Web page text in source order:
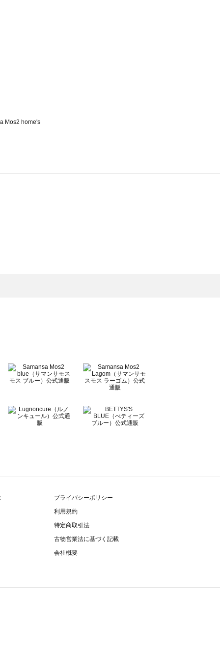
プライバシーポリシー
利用規約
特定商取引法
古物営業法に基づく記載
会社概要